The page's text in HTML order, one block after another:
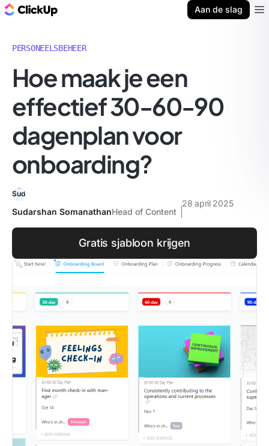
Aan de slag
PERSONEELSBEHEER
Hoe maak je een
effectief 30-60-90
dagenplan voor
onboarding?
Sudarshan SomanathanHead of Content
28 april 2025
Gratis sjabloon krijgen